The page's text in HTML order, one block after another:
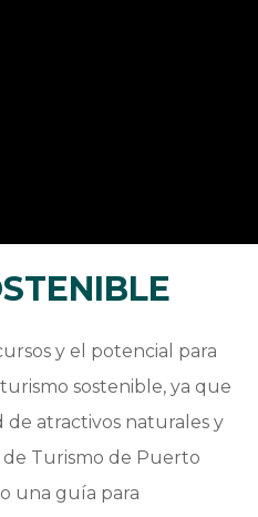
y el potencial para
sostenible, ya que
de atractivos naturales y
Turismo de Puerto
una guía para